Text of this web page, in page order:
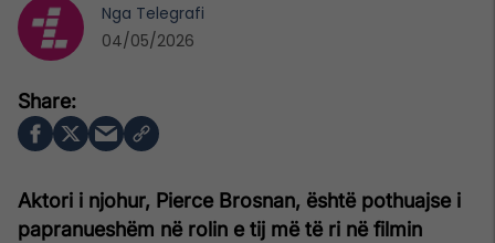
Aktori i njohur, Pierce Brosnan, është pothuajse i
papranueshëm në rolin e tij më të ri në filmin
Nga Telegrafi
04/05/2026